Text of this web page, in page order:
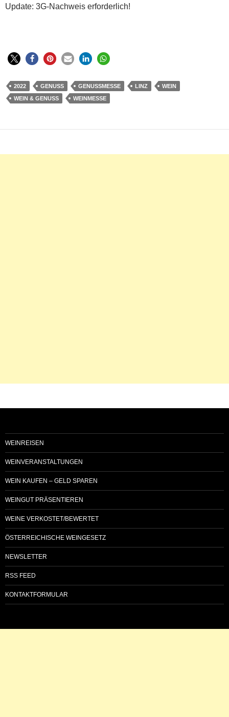
Update: 3G-Nachweis erforderlich!
2022 GENUSS GENUSSMESSE LINZ
WEIN
WEIN & GENUSS
WEINMESSE
WEINREISEN
WEINVERANSTALTUNGEN
WEIN KAUFEN – GELD SPAREN
WEINGUT PRÄSENTIEREN
WEINE VERKOSTET/BEWERTET
ÖSTERREICHISCHE WEINGESETZ
NEWSLETTER
RSS FEED
KONTAKTFORMULAR